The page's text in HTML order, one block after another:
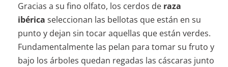
Gracias a su fino olfato, los cerdos de raza
ibérica seleccionan las bellotas que están en su
punto y dejan sin tocar aquellas que están verdes.
Fundamentalmente las pelan para tomar su fruto y
bajo los árboles quedan regadas las cáscaras junto